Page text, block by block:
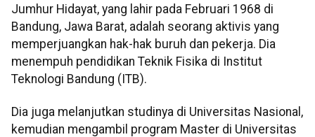
Jumhur Hidayat, yang lahir pada Februari 1968 di
Bandung, Jawa Barat, adalah seorang aktivis yang
memperjuangkan hak-hak buruh dan pekerja. Dia
menempuh pendidikan Teknik Fisika di Institut
Teknologi Bandung (ITB).
Dia juga melanjutkan studinya di Universitas Nasional,
kemudian mengambil program Master di Universitas